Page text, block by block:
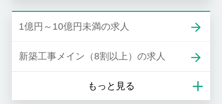
1億円～10億円未満の求人
新築工事メイン（8割以上）の求人